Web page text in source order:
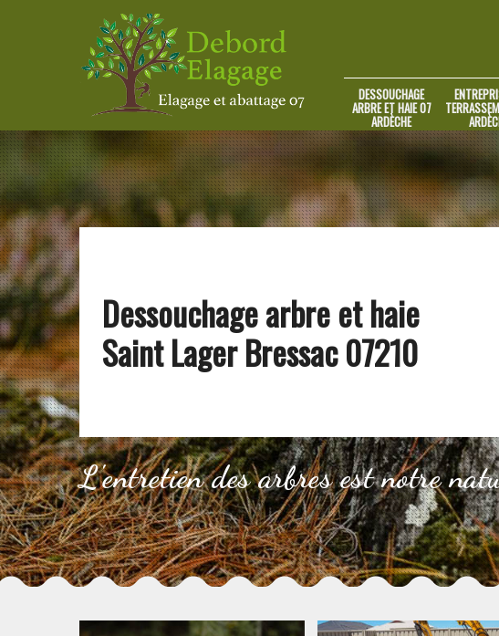
DESSOUCHAGE
ARBRE ET HAIE 07
ARDÈCHE
Dessouchage arbre et haie
Saint Lager Bressac 07210
L'entretien des arbres est notre